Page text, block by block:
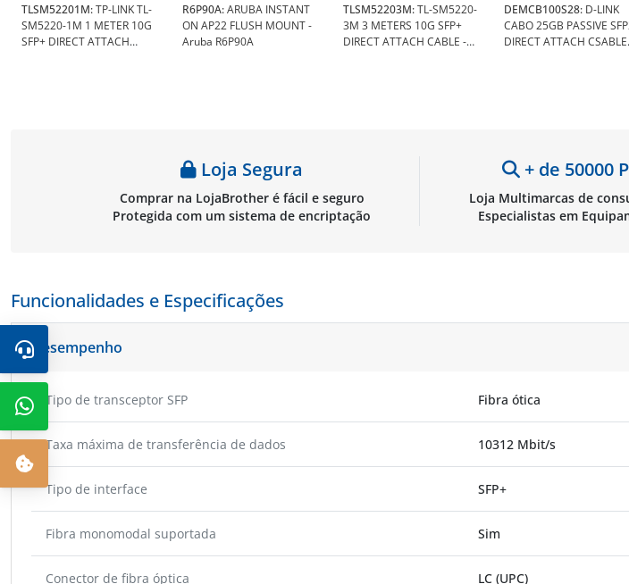
TLSM52201M:TP-LINK TL-
SM5220-1M 1 METER 10G
SFP+ DIRECT ATTACH
R6P90A:ARUBA INSTANT
ON AP22 FLUSH MOUNT -
Aruba R6P90A
TLSM52203M:TL-SM5220-
3M 3 METERS 10G SFP+
DIRECT ATTACH CABLE -
DEMCB100S28: D-LINK
CABO 25GB PASSIVE
DIRECT ATTACH CSABLE
Loja Segura
Comprar na LojaBrother é fácil e seguro
Protegida com um sistema de encriptação
+ de 50000
Loja Multimarcas de
Especialistas em
Funcionalidades e Especificações
Desempenho
Tipo de transceptor SFP Fibra ótica
Taxa máxima de transferência de dados 10312 Mbit/s
Tipo de interface SFP+
Fibra monomodal suportada Sim
Conector de fibra óptica LC (UPC)